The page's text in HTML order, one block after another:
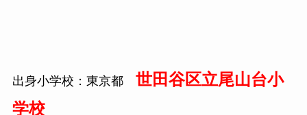
出身小学校：東京都 世田谷区立尾山台小
学校